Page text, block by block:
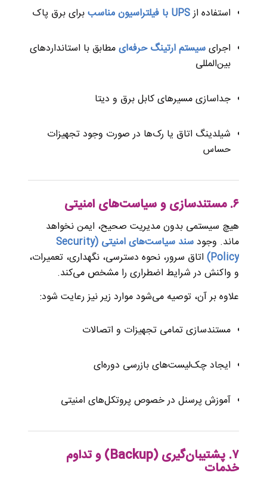
استفاده ازUPS با فیلتراسیون مناسب برای برق پاک
اجرایسیستم ارتینگ حرفه‌ایمطابق با استانداردهای
بین‌المللی
جداسازی مسیرهای کابل برق و دیتا
شیلدینگ اتاق یا رک‌ها در صورت وجود تجهیزات
حساس
۶. مستندسازی و سیاست‌های امنیتی
هیچ سیستمی بدون مدیریت صحیح، ایمن نخواهد
ماند. وجودسند
سیاست‌های امنیتی (Security
Policy) اتاق سرور، نحوه دسترسی، نگهداری، تعمیرات،
و واکنش در شرایط اضطراری را مشخص می‌کند.
علاوه بر آن، توصیه می‌شود موارد زیر نیز رعایت شود:
مستندسازی تمامی تجهیزات و اتصالات
ایجاد چک‌لیست‌های بازرسی دوره‌ای
آموزش پرسنل در خصوص پروتکل‌های امنیتی
۷. پشتیبان‌گیری (Backup) و تداوم
خدمات